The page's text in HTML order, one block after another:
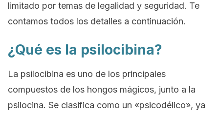
limitado por temas de legalidad y seguridad. Te
contamos todos los detalles a continuación.
¿Qué es la psilocibina?
La psilocibina es uno de los principales
compuestos de los hongos mágicos, junto a la
psilocina. Se clasifica como un «psicodélico», ya